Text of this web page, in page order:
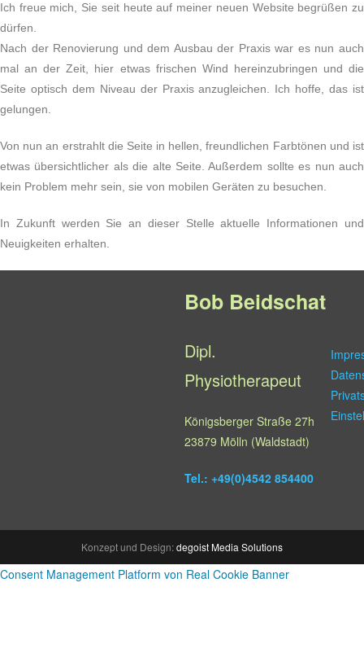
Ich freue mich, Sie seit heute auf meiner neuen Website begrüßen zu
dürfen.
Nach der Renovierung und dem Ausbau der Praxis war es nun auch
mal an der Zeit, hier etwas frischen Wind hereinzubringen und die
Seite optisch dem Niveau der Praxis anzugleichen. Ich hoffe, das ist
gelungen.
Von nun an erstrahlt die Seite in hellen, freundlichen Farbtönen und ist
etwas übersichtlicher als die alte Seite. Außerdem sollte es nun auch
kein Problem mehr sein, sie von mobilen Geräten zu besuchen.
In Zukunft werden Sie an dieser Stelle aktuelle Informationen und
Neuigkeiten erhalten.
Bob Beidschat
Dipl.
Physiotherapeut
Königsberger Straße 27h
23879 Mölln (Waldstadt)
Tel.: +49(0)4542 854400
Konzept und Design:degoist Media Solutions
Consent Management Platform von Real Cookie Banner